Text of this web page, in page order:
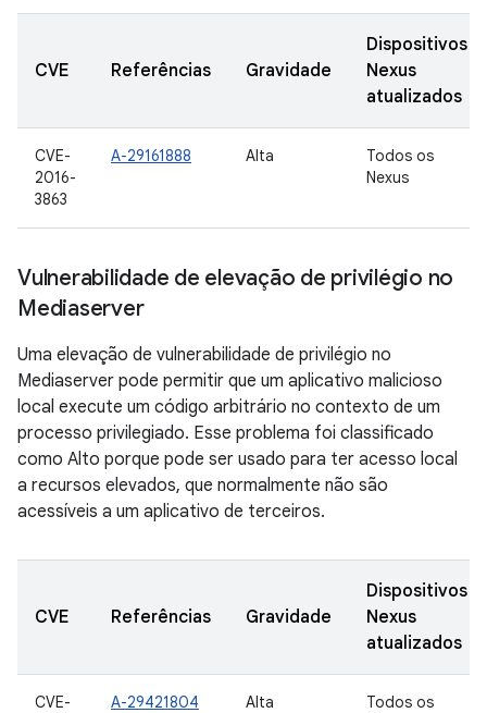
CVE Referências Gravidade
Dispositivos
Nexus
atualizados
CVE-
2016-
3863
A-29161888 Alta
Todos os
Nexus
Vulnerabilidade de elevação de privilégio no
Mediaserver
Uma elevação de vulnerabilidade de privilégio no
Mediaserver pode permitir que um aplicativo malicioso
local execute um código arbitrário no contexto de um
processo privilegiado. Esse problema foi classificado
como Alto porque pode ser usado para ter acesso local
a recursos elevados, que normalmente não são
acessíveis a um aplicativo de terceiros.
CVE Referências Gravidade
Dispositivos
Nexus
atualizados
CVE-
A-29421804 Alta
Todos os